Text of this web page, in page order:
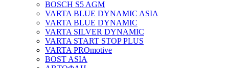
BOSCH S5 AGM
VARTA BLUE DYNAMIC ASIA
VARTA BLUE DYNAMIC
VARTA SILVER DYNAMIC
VARTA START STOP PLUS
VARTA PROmotive
BOST ASIA